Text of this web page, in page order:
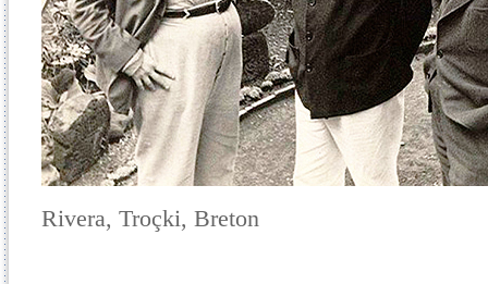
Rivera, Troçki, Breton